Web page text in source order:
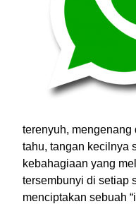
terenyuh,
tahu, tangan kecilnya
kebahagiaan yang
tersembunyi di setiap
menciptakan sebuah